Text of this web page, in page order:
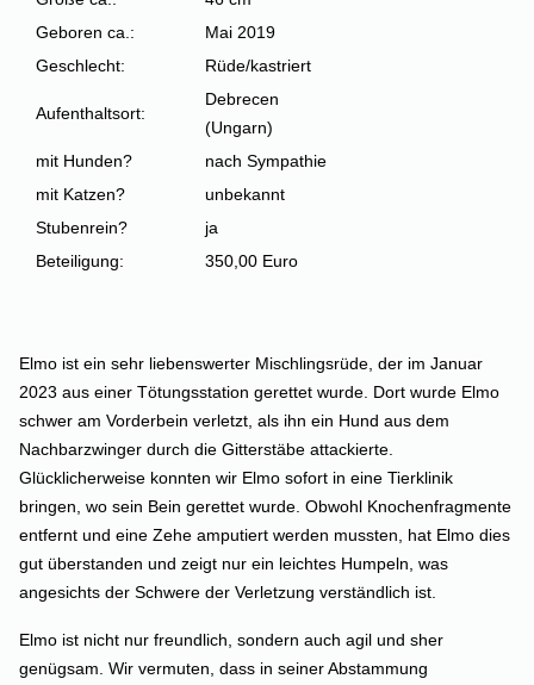
Geboren ca.:
Mai 2019
Geschlecht:
Rüde/kastriert
Aufenthaltsort:
Debrecen
(Ungarn)
mit Hunden?
nach Sympathie
mit Katzen?
unbekannt
Stubenrein?
ja
Beteiligung:
350,00 Euro
Elmo ist ein sehr liebenswerter Mischlingsrüde, der im Januar
2023 aus einer Tötungsstation gerettet wurde. Dort wurde Elmo
schwer am Vorderbein verletzt, als ihn ein Hund aus dem
Nachbarzwinger durch die Gitterstäbe attackierte.
Glücklicherweise konnten wir Elmo sofort in eine Tierklinik
bringen, wo sein Bein gerettet wurde. Obwohl Knochenfragmente
entfernt und eine Zehe amputiert werden mussten, hat Elmo dies
gut überstanden und zeigt nur ein leichtes Humpeln, was
angesichts der Schwere der Verletzung verständlich ist.
Elmo ist nicht nur freundlich, sondern auch agil und sher
genügsam. Wir vermuten, dass in seiner Abstammung